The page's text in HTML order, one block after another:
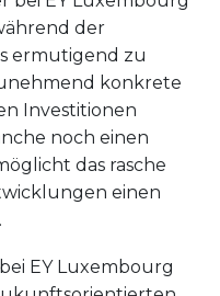
der
ermutigend zu
konkrete
Investitionen
noch einen
das rasche
einen
EY Luxembourg